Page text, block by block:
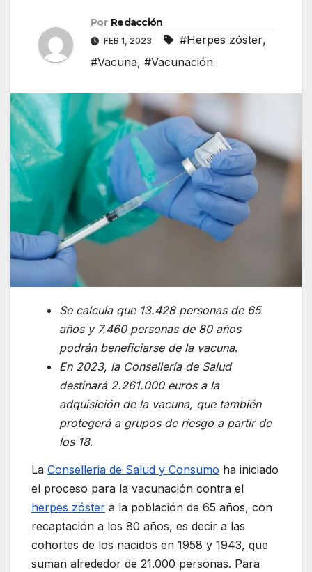
Por Redacción
FEB 1, 2023 #Herpes zóster,
#Vacuna, #Vacunación
Se calcula que 13.428 personas de 65
años y 7.460 personas de 80 años
podrán beneficiarse de la vacuna.
En 2023, la Consellería de Salud
destinará 2.261.000 euros a la
adquisición de la vacuna, que también
protegerá a grupos de riesgo a partir de
los 18.
La Conselleria de Salud y Consumo ha iniciado
el proceso para la vacunación contra el
herpes zóster a la población de 65 años, con
recaptación a los 80 años, es decir a las
cohortes de los nacidos en 1958 y 1943, que
suman alrededor de 21.000 personas. Para